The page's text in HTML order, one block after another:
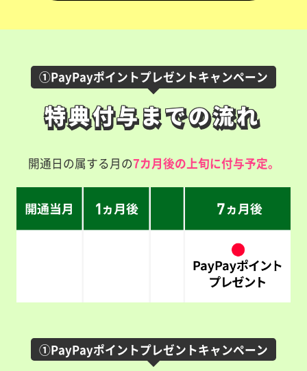
①PayPayポイントプレゼントキャンペーン
特典付与までの流れ
特典付与までの流れ
開通日の属する月の7カ月後の上旬に付与予定。
①PayPayポイントプレゼントキャンペーン